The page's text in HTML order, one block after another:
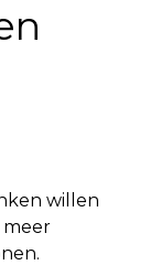
willen
meer